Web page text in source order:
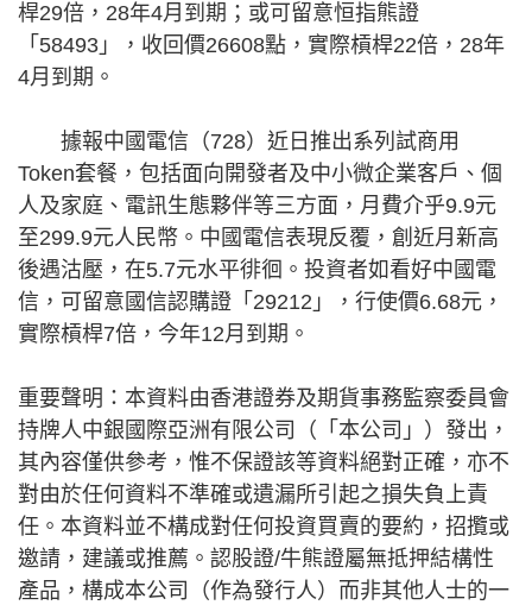
桿29倍，28年4月到期；或可留意恒指熊證
「58493」，收回價26608點，實際槓桿22倍，28年
4月到期。
據報中國電信（728）近日推出系列試商用
Token套餐，包括面向開發者及中小微企業客戶、個
人及家庭、電訊生態夥伴等三方面，月費介乎9.9元
至299.9元人民幣。中國電信表現反覆，創近月新高
後遇沽壓，在5.7元水平徘徊。投資者如看好中國電
信，可留意國信認購證「29212」，行使價6.68元，
實際槓桿7倍，今年12月到期。
重要聲明：本資料由香港證券及期貨事務監察委員會
持牌人中銀國際亞洲有限公司（「本公司」）發出，
其內容僅供參考，惟不保證該等資料絕對正確，亦不
對由於任何資料不準確或遺漏所引起之損失負上責
任。本資料並不構成對任何投資買賣的要約，招攬或
邀請，建議或推薦。認股證/牛熊證屬無抵押結構性
產品，構成本公司（作為發行人）而非其他人士的一